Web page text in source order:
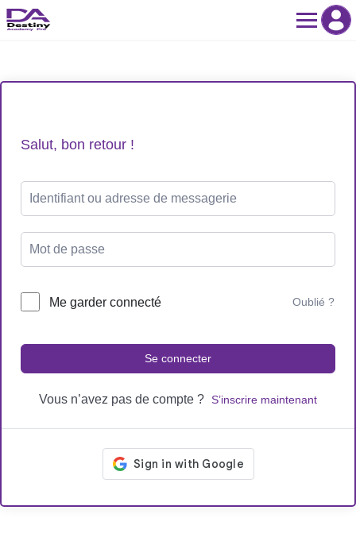
Skip
to
Salut, bon retour !
Me garder connecté Oublié ?
Se connecter
Vous n’avez pas de compte ? S’inscrire maintenant